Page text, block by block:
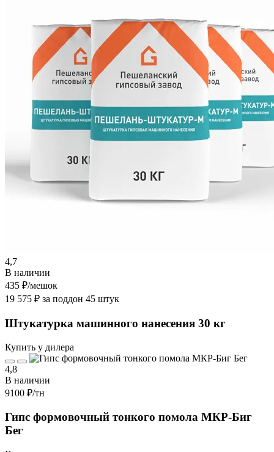
4,7
В наличии
435 ₽/мешок
19 575 ₽ за поддон 45 штук
Штукатурка машинного нанесения 30 кг
Купить у дилера
4,8
В наличии
9100 ₽/тн
Гипс формовочный тонкого помола МКР-Биг
Бег